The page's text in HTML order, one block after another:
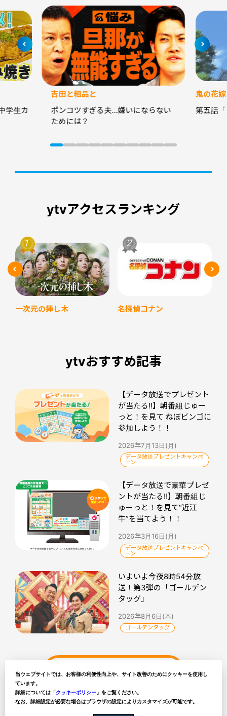
学生カ
吉田と粗品と
ポンコツすぎる夫…嫌いにならない
ためには？
鬼の花嫁
第五話
ytvアクセスランキング
一次元の挿し木 名探偵コナン
ytvおすすめ記事
【データ放送でプレゼント
が当たる!!】朝番組じゅー
っと！を見て ねぼビンゴに
参加しよう！！
2026年7月13日(月)
データ放送プレゼントキャンペ
ーン
【データ放送で豪華プレゼ
ントが当たる!!】朝番組じ
ゅーっと！を見て“近江
牛”を当てよう！！
2026年3月16日(月)
データ放送プレゼントキャンペ
ーン
いよいよ今夜8時54分放
送！第3弾の「ゴールデン
タッグ」
2026年8月6日(木)
ゴールデンタッグ
ytvトピックス記事一覧
当ウェブサイトでは、お客様の利便性向上や、サイト改善のためにクッキーを使用し
ています。
詳細については「クッキーポリシー 」をご覧ください。
なお、詳細設定が必要な場合はブラウザの設定によりカスタマイズが可能です。